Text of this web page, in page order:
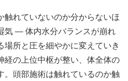
触れていないのか分からないほ
気 ― 体内水分バランスが崩れ
場所と圧を細やかに変えていき
経の上位中枢が整い、体全体の
。頭部施術は触れているのか触